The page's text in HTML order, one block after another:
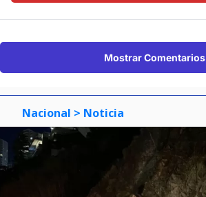
Mostrar Comentarios
Nacional > Noticia